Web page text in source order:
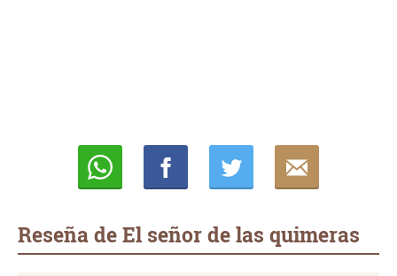
Reseña de El señor de las quimeras